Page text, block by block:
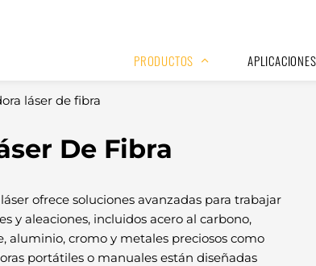
PRODUCTOS APLICACIONES
láser de fibra
De Fibra
ofrece soluciones avanzadas para trabajar
y aleaciones, incluidos acero al carbono,
aluminio, cromo y metales preciosos como
portátiles o manuales están diseñadas